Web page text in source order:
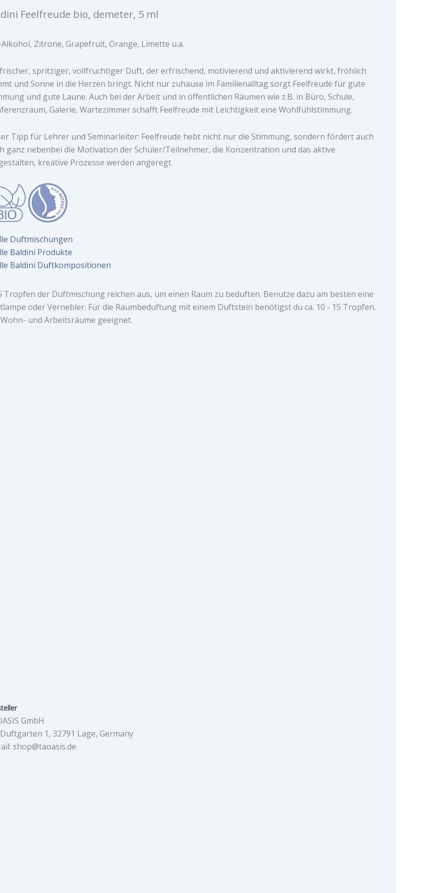
Feelfreude bio, demeter, 5 ml
Zitrone, Grapefruit, Orange, Limette u.a.
spritziger, vollfruchtiger Duft, der erfrischend, motivierend und aktivierend wirkt, fröhlich
und Sonne in die Herzen bringt. Nicht nur zuhause im Familienalltag sorgt Feelfreude für gute
und gute Laune. Auch bei der Arbeit und in öffentlichen Räumen wie z.B. in Büro, Schule,
Galerie, Wartezimmer schafft Feelfreude mit Leichtigkeit eine Wohlfühlstimmung.
Tipp für Lehrer und Seminarleiter: Feelfreude hebt nicht nur die Stimmung, sondern fördert auch
ganz nebenbei die Motivation der Schüler/Teilnehmer, die Konzentration und das aktive
kreative Prozesse werden angeregt.
Duftmischungen
Baldini Produkte
Baldini Duftkompositionen
Tropfen der Duftmischung reichen aus, um einen Raum zu beduften. Benutze dazu am besten eine
oder Vernebler. Für die Raumbeduftung mit einem Duftstein benötigst du ca. 10 - 15 Tropfen.
und Arbeitsräume geeignet.
GmbH
1, 32791 Lage, Germany
shop@taoasis.de